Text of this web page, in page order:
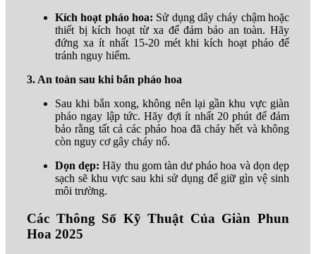
Kích hoạt pháo hoa: Sử dụng dây cháy chậm hoặc
thiết bị kích hoạt từ xa để đảm bảo an toàn. Hãy
đứng xa ít nhất 15-20 mét khi kích hoạt pháo để
tránh nguy hiểm.
3. An toàn sau khi bắn pháo hoa
Sau khi bắn xong, không nên lại gần khu vực giàn
pháo ngay lập tức. Hãy đợi ít nhất 20 phút để đảm
bảo rằng tất cả các pháo hoa đã cháy hết và không
còn nguy cơ gây cháy nổ.
Dọn dẹp: Hãy thu gom tàn dư pháo hoa và dọn dẹp
sạch sẽ khu vực sau khi sử dụng để giữ gìn vệ sinh
môi trường.
Các Thông Số Kỹ Thuật Của Giàn Phun
Hoa 2025